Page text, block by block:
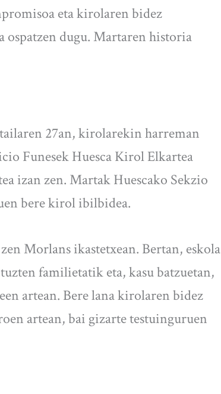
eta kirolaren bidez
ospatzen dugu. Martaren historia
27an, kirolarekin harreman
Funesek Huesca Kirol Elkartea
izan zen. Martak Huescako Sekzio
bere kirol ibilbidea.
Morlans ikastetxean. Bertan, eskola
familietatik eta, kasu batzuetan,
artean. Bere lana kirolaren bidez
artean, bai gizarte testuinguruen